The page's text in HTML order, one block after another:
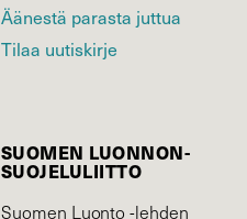
Äänestä parasta juttua
Tilaa uutiskirje
SUOMEN LUONNON­
SUOJELU­LIITTO
Suomen Luonto -lehden